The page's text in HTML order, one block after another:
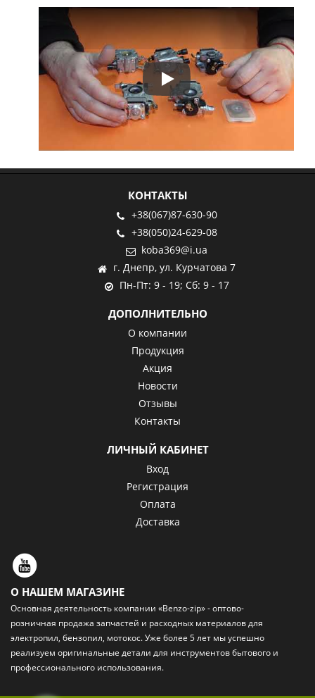
Play
КОНТАКТЫ
+38(067)87-630-90
+38(050)24-629-08
koba369@i.ua
г. Днепр, ул. Курчатова 7
Пн-Пт: 9 - 19; Сб: 9 - 17
ДОПОЛНИТЕЛЬНО
О компании
Продукция
Акция
Новости
Отзывы
Контакты
ЛИЧНЫЙ КАБИНЕТ
Вход
Регистрация
Оплата
Доставка
О НАШЕМ МАГАЗИНЕ
Основная деятельность компании «Benzo-zip» - оптово-
розничная продажа запчастей и расходных материаловдля
электропил, бензопил, мотокос. Уже более 5 лет мы успешно
реализуем оригинальные детали для инструментов бытового и
профессионального использования.